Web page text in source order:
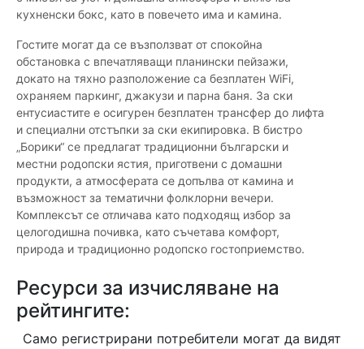
кухненски бокс, като в повечето има и камина.
Гостите могат да се възползват от спокойна
обстановка с впечатляващи планински пейзажи,
докато на тяхно разположение са безплатен WiFi,
охраняем паркинг, джакузи и парна баня. За ски
ентусиастите е осигурен безплатен трансфер до лифта
и специални отстъпки за ски екипировка. В бистро
„Борики“ се предлагат традиционни български и
местни родопски ястия, приготвени с домашни
продукти, а атмосферата се допълва от камина и
възможност за тематични фолклорни вечери.
Комплексът се отличава като подходящ избор за
целогодишна почивка, като съчетава комфорт,
природа и традиционно родопско гостоприемство.
Ресурси за изчисляване на
рейтингите:
Само регистрирани потребители могат да видят